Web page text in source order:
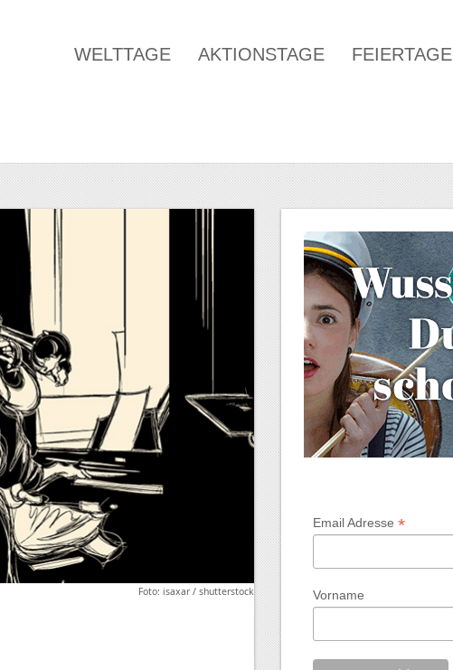
WELTTAGE AKTIONSTAGE FEIERTAGE
Foto: isaxar / shutterstock
Email Adresse *
Vorname